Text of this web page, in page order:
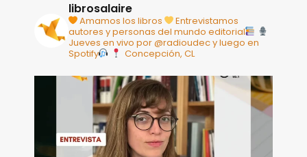
librosalaire
Amamos los libros
Entrevistamos
autores y personas del mundo editorial
Jueves en vivo por @radioudec y luego en
Spotify
Concepción, CL